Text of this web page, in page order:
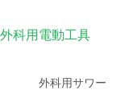
外科用電動工具
外科用サワー